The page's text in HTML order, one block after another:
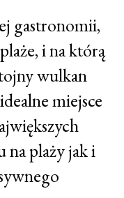
gastronomii,
i na którą
wulkan
miejsce
plaży jak i